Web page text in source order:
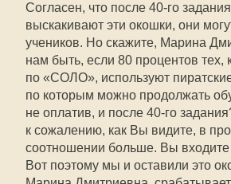
Согласен, что после 40-го
выскакивают эти окошки, они
учеников. Но скажите, Марина
нам быть, если 80 процентов тех,
по «СОЛО», используют
по которым можно продолжать
не оплатив, и после 40-го
к сожалению, как Вы видите, в
соотношении больше. Вы входите
Вот поэтому мы и оставили это